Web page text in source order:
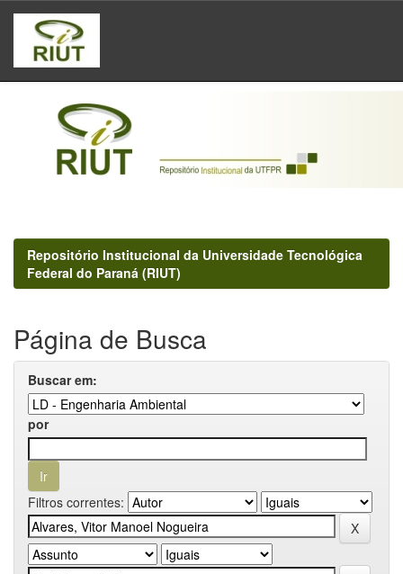
Skip
navigation
Repositório Institucional da Universidade Tecnológica
Federal do Paraná (RIUT)
Página de Busca
Buscar em:
por
Filtros correntes: